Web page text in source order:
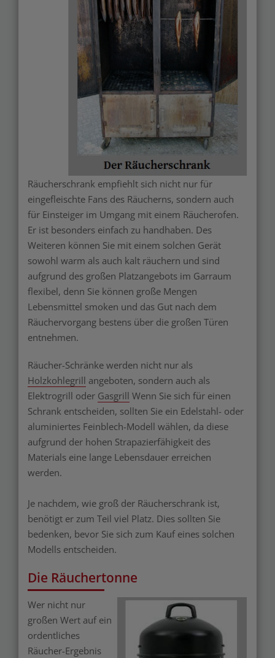
Räucherschrank empfiehlt sich nicht nur für
eingefleischte Fans des Räucherns, sondern auch
für Einsteiger im Umgang mit einem Räucherofen.
Er ist besonders einfach zu handhaben. Des
Weiteren können Sie mit einem solchen Gerät
sowohl warm als auch kalt räuchern und sind
aufgrund des großen Platzangebots im Garraum
flexibel, denn Sie können große Mengen
Lebensmittel smoken und das Gut nach dem
Räuchervorgang bestens über die großen Türen
entnehmen.
Räucher-Schränke werden nicht nur als
Holzkohlegrill angeboten, sondern auch als
Elektrogrill oder Gasgrill Wenn Sie sich für einen
Schrank entscheiden, sollten Sie ein Edelstahl- oder
aluminiertes Feinblech-Modell wählen, da diese
aufgrund der hohen Strapazierfähigkeit des
Materials eine lange Lebensdauer erreichen
werden.
Je nachdem, wie groß der Räucherschrank ist,
benötigt er zum Teil viel Platz. Dies sollten Sie
bedenken, bevor Sie sich zum Kauf eines solchen
Modells entscheiden.
Die Räuchertonne
Wer nicht nur
großen Wert auf ein
ordentliches
Räucher-Ergebnis